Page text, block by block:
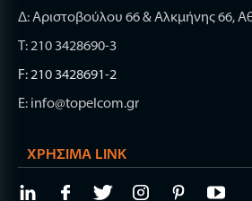
Δ: Αριστοβούλου 66 & Αλκμήνης 66,
Τ: 210 3428690-3
F: 210 3428691-2
E: info@topelcom.gr
ΧΡΉΣΙΜΑ LINK